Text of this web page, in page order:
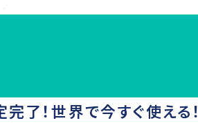
了！世界で今すぐ使える！